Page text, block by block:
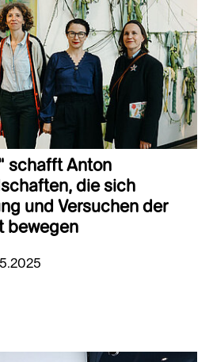
schafft Anton
die sich
und Versuchen der
bewegen